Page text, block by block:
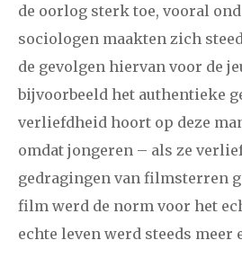
de oorlog sterk toe, vooral
sociologen maakten zich
de gevolgen hiervan voor de
bijvoorbeeld het authentieke
verliefdheid hoort op deze
omdat jongeren – als ze
gedragingen van filmsterren
film werd de norm voor het
echte leven werd steeds meer